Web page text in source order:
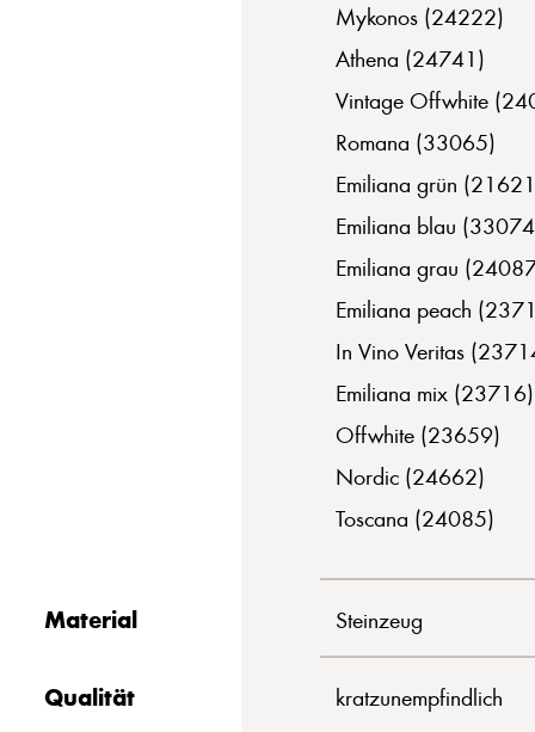
Mykonos (24222)
Athena (24741)
Vintage Offwhite
Romana (33065)
Emiliana grün
Emiliana blau
Emiliana grau
Emiliana peach
In Vino Veritas
Emiliana mix (23716)
Offwhite (23659)
Nordic (24662)
Toscana (24085)
Material Steinzeug
Qualität kratzunempfindlich